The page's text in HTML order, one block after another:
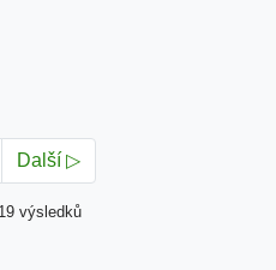
Další ▷
výsledků